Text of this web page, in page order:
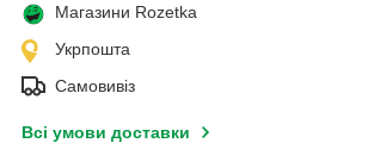
Магазини Rozetka
Укрпошта
Самовивіз
Всі умови доставки